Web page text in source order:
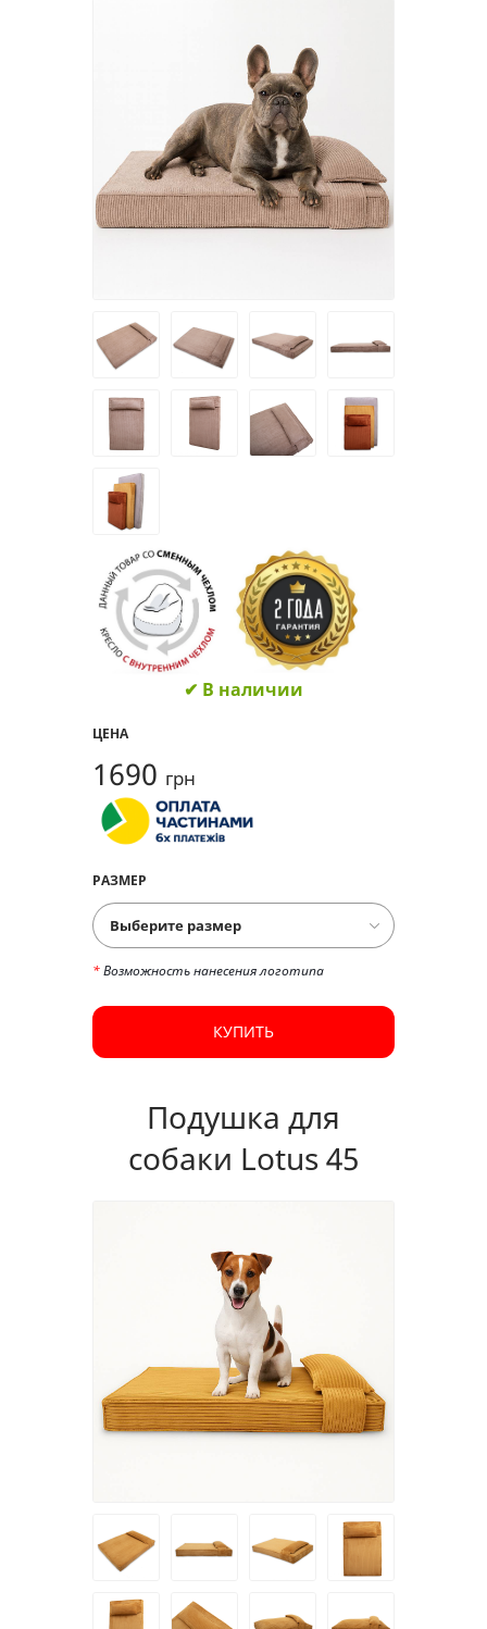
✔ В наличии
ЦЕНА
1690 грн
РАЗМЕР
*Возможность нанесения логотипа
КУПИТЬ
Подушка для
собаки Lotus 45